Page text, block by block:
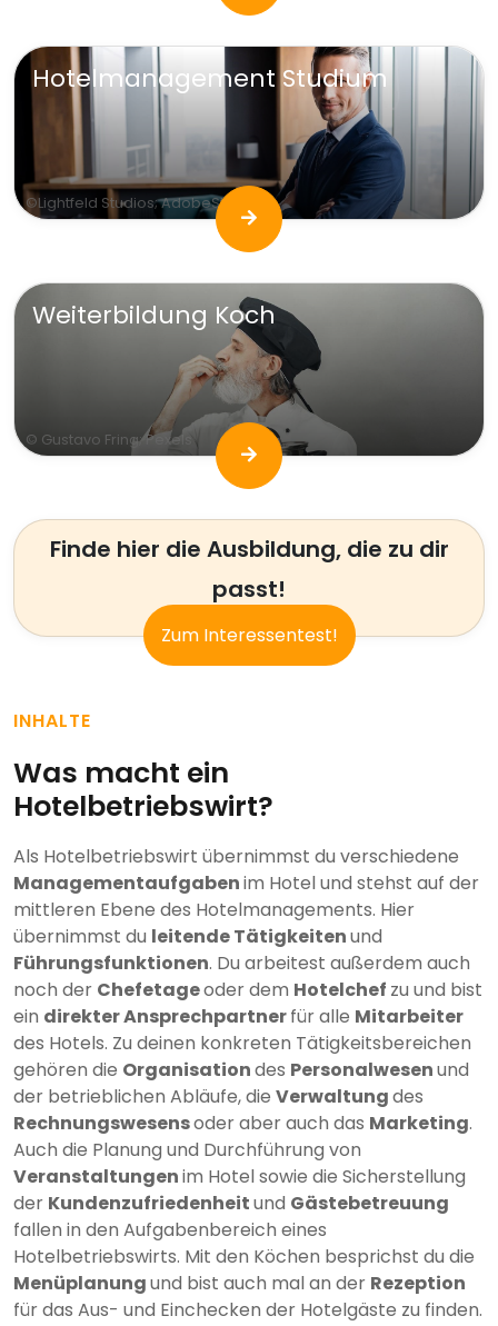
©Lightfeld Studios; AdobeStock
Hotelmanagement Studium
© Gustavo Fring; Pexels
Weiterbildung Koch
Finde hier die Ausbildung, die zu dir
passt!
Zum Interessentest!
INHALTE
Was macht ein
Hotelbetriebswirt?
Als Hotelbetriebswirt übernimmst du verschiedene
Managementaufgabenim Hotel und stehst auf der
mittleren Ebene des Hotelmanagements. Hier
übernimmst du leitende Tätigkeitenund
Führungsfunktionen. Du arbeitest außerdem auch
noch der Chefetageoder dem Hotelchef zu und bist
ein direkter Ansprechpartnerfür alle Mitarbeiter
des Hotels. Zu deinen konkreten Tätigkeitsbereichen
gehören die Organisationdes Personalwesenund
der betrieblichen Abläufe, die Verwaltungdes
Rechnungswesensoder aber auch das Marketing.
Auch die Planung und Durchführung von
Veranstaltungenim Hotel sowie die Sicherstellung
der Kundenzufriedenheitund Gästebetreuung
fallen in den Aufgabenbereich eines
Hotelbetriebswirts. Mit den Köchen besprichst du die
Menüplanungund bist auch mal an der Rezeption
für das Aus- und Einchecken der Hotelgäste zu finden.